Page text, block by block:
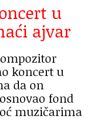
u
ajvar
koncert u
da on
fond
muzičarima